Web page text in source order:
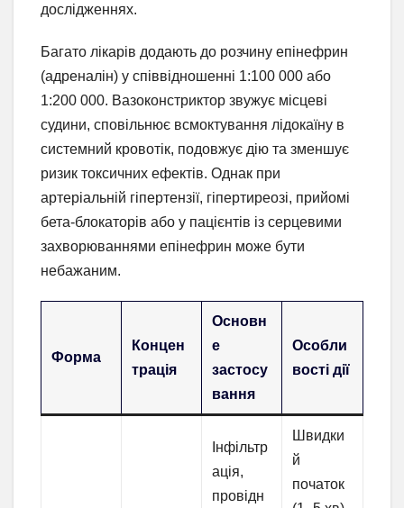
дослідженнях.
Багато лікарів додають до розчину епінефрин
(адреналін) у співвідношенні 1:100 000 або
1:200 000. Вазоконстриктор звужує місцеві
судини, сповільнює всмоктування лідокаїну в
системний кровотік, подовжує дію та зменшує
ризик токсичних ефектів. Однак при
артеріальній гіпертензії, гіпертиреозі, прийомі
бета-блокаторів або у пацієнтів із серцевими
захворюваннями епінефрин може бути
небажаним.
Форма
Концен
трація
Основн
е
застосу
вання
Особли
вості дії
Інфільтр
ація,
провідн
Швидки
й
початок